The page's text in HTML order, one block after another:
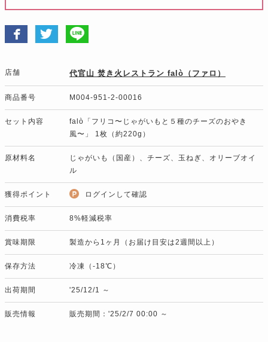
店舗 代官山 焚き火レストラン falò（ファロ）
商品番号 M004-951-2-00016
セット内容
falò「フリコ〜じゃがいもと５種のチーズのおやき
風〜」 1枚（約220g）
原材料名
じゃがいも（国産）、チーズ、玉ねぎ、オリーブオイ
ル
獲得ポイント ログインして確認
消費税率 8%軽減税率
賞味期限 製造から1ヶ月（お届け目安は2週間以上）
保存方法 冷凍（-18℃）
出荷期間 '25/12/1 ～
販売情報 販売期間：'25/2/7 00:00 ～